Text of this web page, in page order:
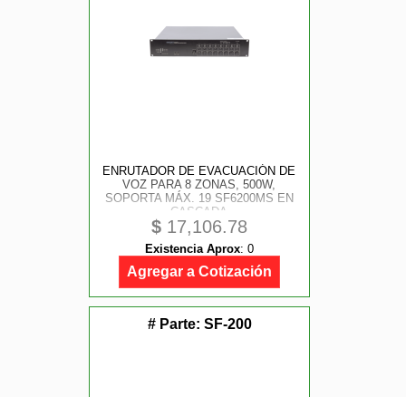
ENRUTADOR DE EVACUACIÓN DE
VOZ PARA 8 ZONAS, 500W,
SOPORTA MÁX. 19 SF6200MS EN
CASCADA
$ 17,106.78
Existencia Aprox: 0
Agregar a Cotización
# Parte: SF-200